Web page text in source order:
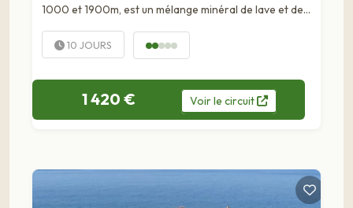
1000 et 1900m, est un mélange minéral de lave et de
10 JOURS
1 420 € Voirle circuit